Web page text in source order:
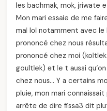
les bachmak, mok, jriwate
Mon mari essaie de me
mal lol notamment avec le
prononcé chez nous
prononcé chez moi
goultlek) et le t aussi
chez nous… Y a certains
pluie, mon mari
arrête de dire fissa3 dit